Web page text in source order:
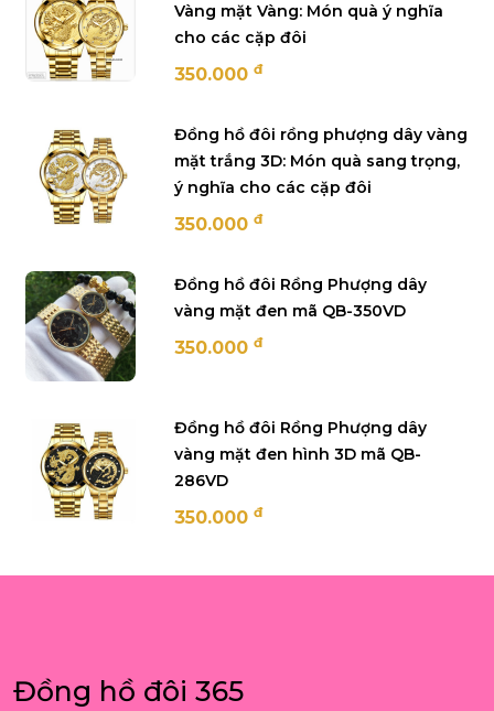
Vàng mặt Vàng: Món quà ý nghĩa
cho các cặp đôi
350.000 đ
Đồng hồ đôi rồng phượng dây vàng
mặt trắng 3D: Món quà sang trọng,
ý nghĩa cho các cặp đôi
350.000 đ
Đồng hồ đôi Rồng Phượng dây
vàng mặt đen mã QB-350VD
350.000 đ
Đồng hồ đôi Rồng Phượng dây
vàng mặt đen hình 3D mã QB-
286VD
350.000 đ
Đồng hồ đôi 365